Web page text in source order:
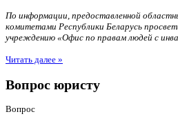
По информации, предоставленной
комитетами Республики Беларусь
учреждению «Офис по правам людей с
Читать далее »
Вопрос юристу
Вопрос